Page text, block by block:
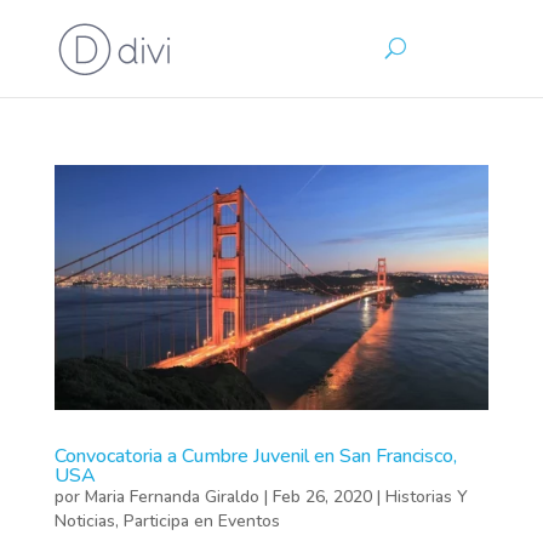
Convocatoria a Cumbre Juvenil en San Francisco,
USA
por Maria Fernanda Giraldo | Feb 26, 2020| Historias Y
Noticias, Participa en Eventos